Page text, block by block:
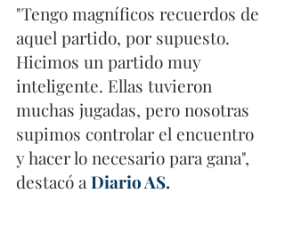
"Tengo magníficos recuerdos de
aquel partido, por supuesto.
Hicimos un partido muy
inteligente. Ellas tuvieron
muchas jugadas, pero nosotras
supimos controlar el encuentro
y hacer lo necesario para gana",
destacó a Diario AS.